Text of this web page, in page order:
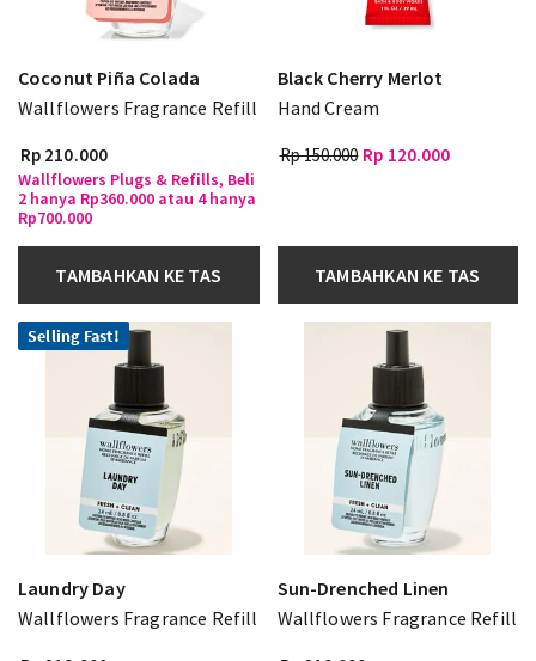
Coconut Piña Colada
Wallflowers Fragrance Refill
Rp 210.000
Wallflowers Plugs & Refills, Beli
2 hanya Rp360.000 atau 4 hanya
Rp700.000
TAMBAHKAN KE TAS
Black Cherry Merlot
Hand Cream
Rp 150.000 Rp 120.000
TAMBAHKAN KE TAS
Selling Fast!
Laundry Day
Wallflowers Fragrance Refill
Sun-Drenched Linen
Wallflowers Fragrance Refill